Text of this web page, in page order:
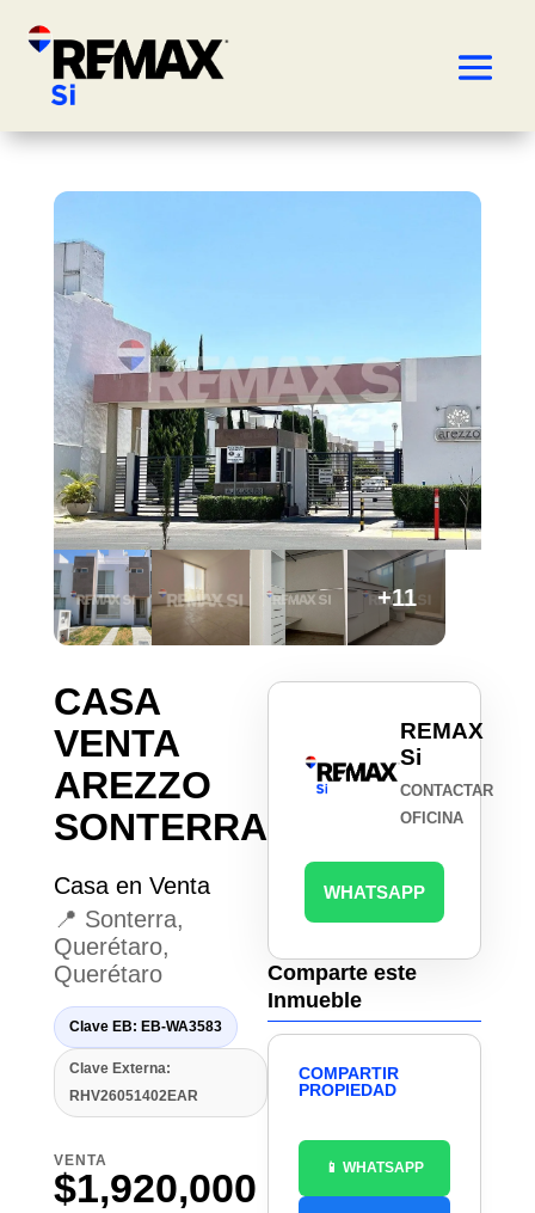
+11
CASA
VENTA
AREZZO
SONTERRA
Casa en Venta
📍 Sonterra,
Querétaro,
Querétaro
Clave EB: EB-WA3583
Clave Externa:
RHV26051402EAR
VENTA
$1,920,000
REMAX
Si
CONTACTAR
OFICINA
WHATSAPP
Comparte este
Inmueble
COMPARTIR
PROPIEDAD
📱 WHATSAPP